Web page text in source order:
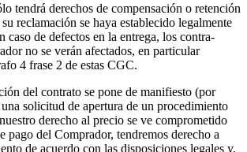
tendrá derechos de compensación o retención
reclamación se haya establecido legalmente
caso de defectos en la entrega, los contra-
no se verán afectados, en particular
4 frase 2 de estas CGC.
del contrato se pone de manifiesto (por
solicitud de apertura de un procedimiento
derecho al precio se ve comprometido
pago del Comprador, tendremos derecho a
de acuerdo con las disposiciones legales y,